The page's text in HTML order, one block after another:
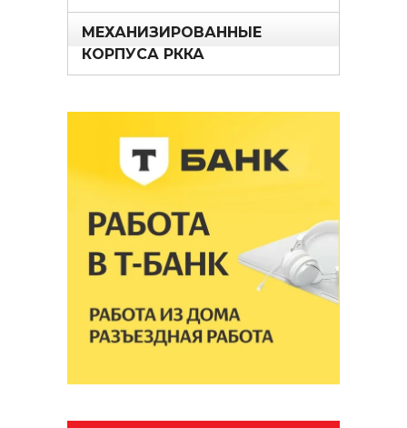
МЕХАНИЗИРОВАННЫЕ
КОРПУСА РККА